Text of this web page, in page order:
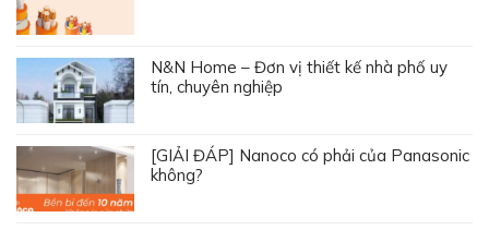
N&N Home – Đơn vị thiết kế nhà phố uy
tín, chuyên nghiệp
[GIẢI ĐÁP] Nanoco có phải của Panasonic
không?